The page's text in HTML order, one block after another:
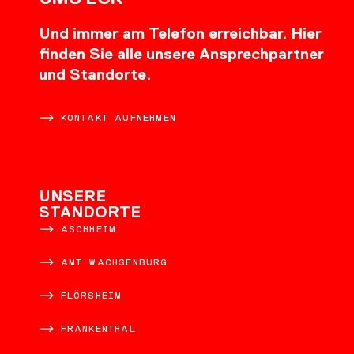
Und immer am Telefon erreichbar. Hier
finden Sie alle unsere Ansprechpartner
und Standorte.
KONTAKT AUFNEHMEN
UNSERE
STANDORTE
ASCHHEIM
AMT WACHSENBURG
FLÖRSHEIM
FRANKENTHAL